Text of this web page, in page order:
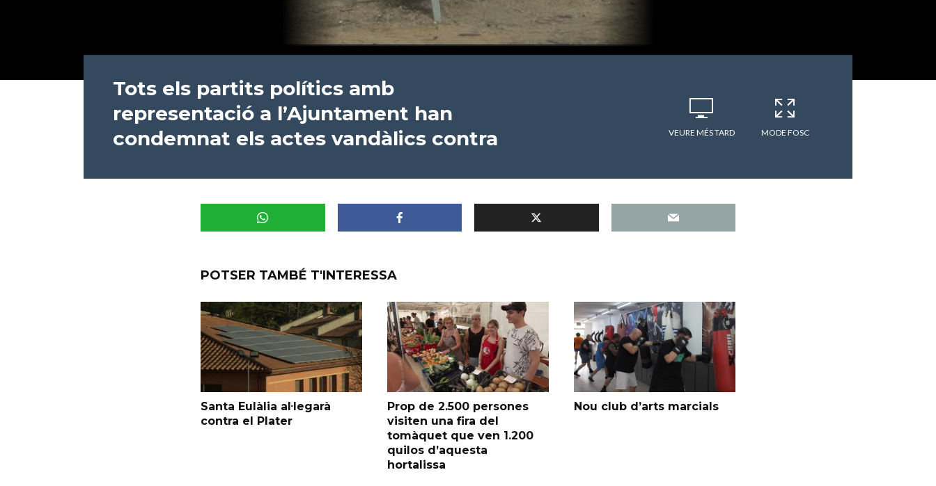
Tots els partits polítics amb
representació a l’Ajuntament han
condemnat els actes vandàlics contra
VEURE MÉS TARD MODE FOSC
POTSER TAMBÉ T'INTERESSA
Santa Eulàlia al·legarà
contra el Plater
Prop de 2.500 persones
visiten una fira del
tomàquet que ven 1.200
quilos d’aquesta
hortalissa
Nou club d’arts marcials